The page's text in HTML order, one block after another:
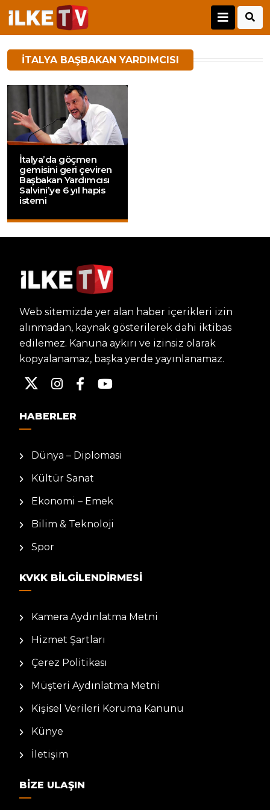
ITALYA BAŞBAKAN YARDIMCISI
İtalya’da göçmen
gemisini geri çeviren
Başbakan Yardımcısı
Salvini’ye 6 yıl hapis
istemi
Web sitemizde yer alan haber içerikleri izin
alınmadan, kaynak gösterilerek dahi iktibas
edilemez. Kanuna aykırı ve izinsiz olarak
kopyalanamaz, başka yerde yayınlanamaz.
HABERLER
Dünya – Diplomasi
Kültür Sanat
Ekonomi – Emek
Bilim & Teknoloji
Spor
KVKK BILGILENDIRMESI
Kamera Aydınlatma Metni
Hizmet Şartları
Çerez Politikası
Müşteri Aydınlatma Metni
Kişisel Verileri Koruma Kanunu
Künye
İletişim
BIZE ULAŞIN